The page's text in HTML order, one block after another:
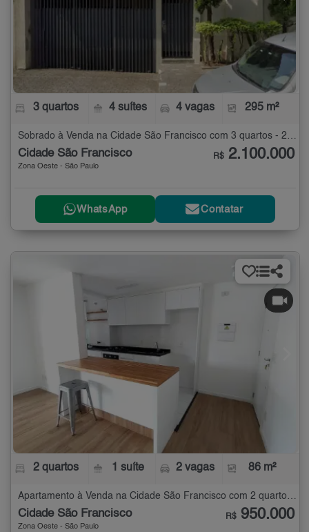
3 quartos 4 suítes 4 vagas 295 m²
Sobrado à Venda na Cidade São Francisco com 3 quartos - 295 m²
Cidade São Francisco
Zona Oeste - São Paulo
R$ 2.100.000
WhatsApp Contatar
2 quartos 1 suíte 2 vagas 86 m²
Apartamento à Venda na Cidade São Francisco com 2 quartos - 86 m²
Cidade São Francisco
Zona Oeste - São Paulo
R$ 950.000